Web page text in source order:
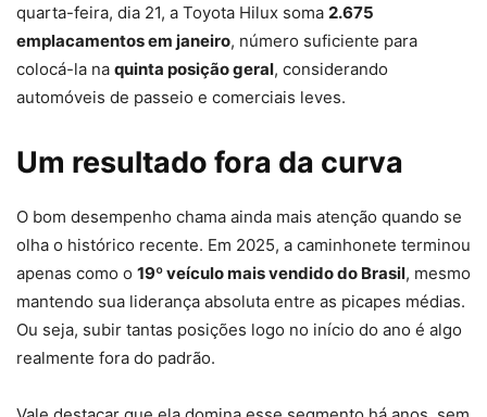
quarta-feira, dia 21, a Toyota Hilux soma 2.675
emplacamentos em janeiro, número suficiente para
colocá-la na quinta posição geral, considerando
automóveis de passeio e comerciais leves.
Um resultado fora da curva
O bom desempenho chama ainda mais atenção quando se
olha o histórico recente. Em 2025, a caminhonete terminou
apenas como o 19º veículo mais vendido do Brasil, mesmo
mantendo sua liderança absoluta entre as picapes médias.
Ou seja, subir tantas posições logo no início do ano é algo
realmente fora do padrão.